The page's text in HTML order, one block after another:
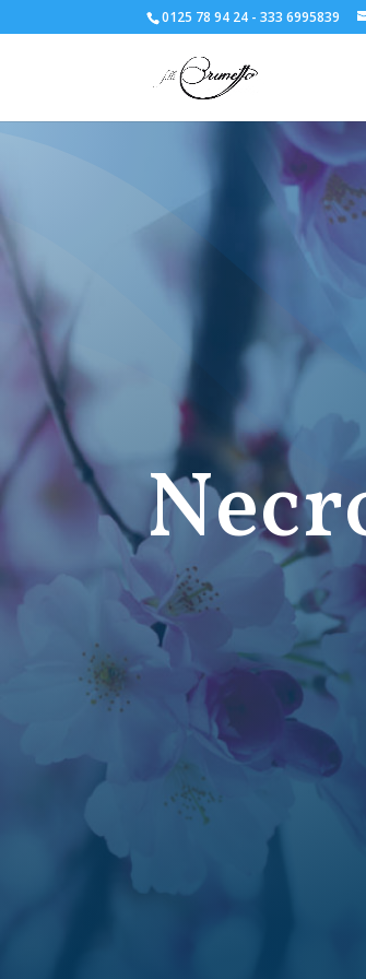
0125 78 94 24 - 333 6995839